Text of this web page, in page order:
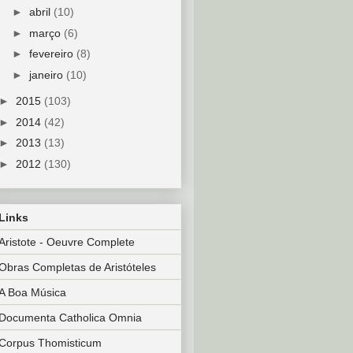
► abril (10)
► março (6)
► fevereiro (8)
► janeiro (10)
2015 (103)
2014 (42)
2013 (13)
2012 (130)
- Oeuvre Complete
Completas de Aristóteles
Boa Música
Catholica Omnia
Thomisticum